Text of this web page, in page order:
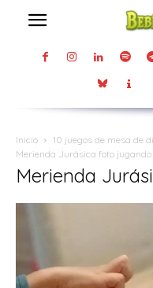
Inicio
10 juegos de mesa de
Merienda Jurásica foto jugando
Merienda